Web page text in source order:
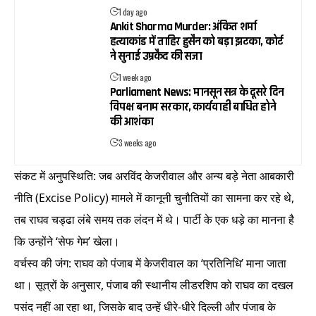
1 day ago
Ankit Sharma Murder: अंकित शर्मा
हत्याकांड में ताहिर हुसैन को बड़ा झटका, कोर्ट
ने सुनाई उम्रकैद की सजा
1 week ago
Parliament News: मानसून सत्र के दूसरे दिन
विपक्ष बनाम सरकार, कार्यवाही बाधित होने
की आशंका
3 weeks ago
संकट में अनुपस्थिति: जब अरविंद केजरीवाल और अन्य बड़े नेता आबकारी
नीति (Excise Policy) मामले में कानूनी चुनौतियों का सामना कर रहे थे,
तब राघव चड्ढा लंबे समय तक लंदन में थे। पार्टी के एक धड़े का मानना है
कि उन्होंने ‘सेफ गेम’ खेला।
वर्चस्व की जंग: राघव को पंजाब में केजरीवाल का ‘प्रतिनिधि’ माना जाता
था। सूत्रों के अनुसार, पंजाब की स्थानीय लीडरशिप को राघव का दखल
पसंद नहीं आ रहा था, जिसके बाद उन्हें धीरे-धीरे दिल्ली और पंजाब के